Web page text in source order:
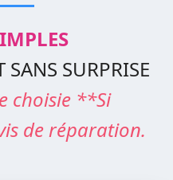
SURPRISE
choisie **Si
de réparation.